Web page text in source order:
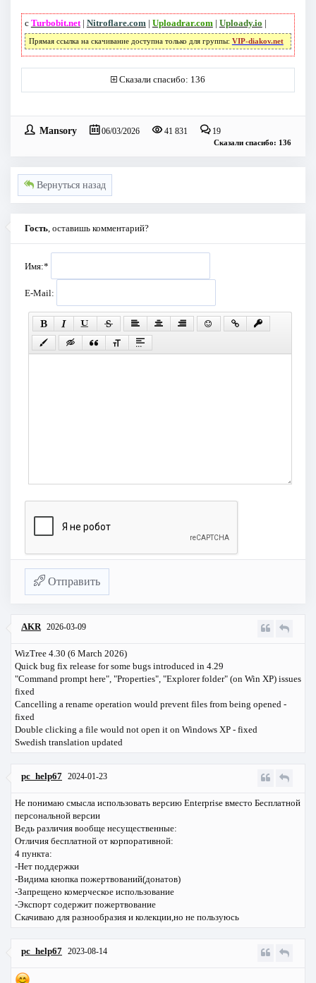
с Turbobit.net| Nitroflare.com | Uploadrar.com | Uploady.io |
Прямая ссылка на скачивание доступна только для группы: VIP-diakov.net
Сказали спасибо: 136
Mansory 06/03/2026 41 831 19
Сказали спасибо: 136
Вернуться назад
Гость , оставишь комментарий?
Имя:*
E-Mail:
Отправить
AKR 2026-03-09
WizTree 4.30 (6 March 2026)
Quick bug fix release for some bugs introduced in 4.29
"Command prompt here", "Properties", "Explorer folder" (on Win XP) issues
fixed
Cancelling a rename operation would prevent files from being opened -
fixed
Double clicking a file would not open it on Windows XP - fixed
Swedish translation updated
pc_help67 2024-01-23
Не понимаю смысла использовать версию Enterprise вместо Бесплатной
персональной версии
Ведь различия вообще несущественные:
Отличия бесплатной от корпоративной:
4 пункта:
-Нет поддержки
-Видима кнопка пожертвований(донатов)
-Запрещено комерческое использование
-Экспорт содержит пожертвование
Скачиваю для разнообразия и колекции,но не пользуюсь
pc_help67 2023-08-14